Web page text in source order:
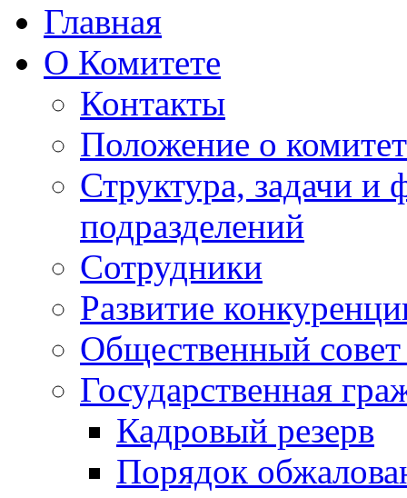
Главная
О Комитете
Контакты
Положение о
Структура, задачи и
подразделений
Сотрудники
Развитие
Общественный совет
Государственная
Кадровый резерв
Порядок